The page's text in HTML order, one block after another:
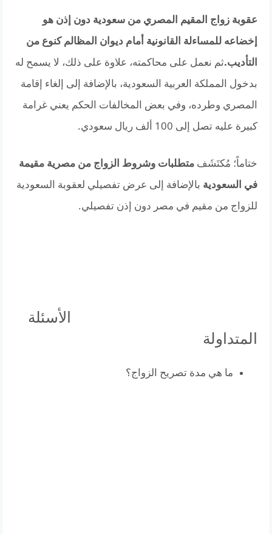
عقوبة زواج المقيم المصري من سعودية دون إذن هو
إخضاعه للمساءلة القانونية أمام ديوان المظالم كنوع من
التأديب.ثم نعمل على محاكمته، علاوة على ذلك، لا يسمح له
بدخول المملكة العربية السعودية، بالإضافة إلى إلغاء إقامة
المصري وطرده، وفي بعض المخالفات الحكم يعني غرامة
كبيرة عليه تصل إلى 100 ألف ريال سعودي.
ختاماً؛ مُكتَشَفمتطلبات وشروط الزواج من مصرية مقيمة
في السعودية بالإضافة إلى عرض تفصيلي لعقوبة السعودية
للزواج من مقيم في مصر دون إذن تفصيلي.
الأسئلة
المتداولة
ما هي مدة تصريح الزواج؟